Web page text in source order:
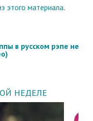
этого материала.
в русском рэпе не
НЕДЕЛЕ